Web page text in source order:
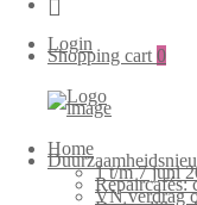
Login
Shopping cart 0
Home
1 t/m 7 juni
Repaircafés:
VN verdrag